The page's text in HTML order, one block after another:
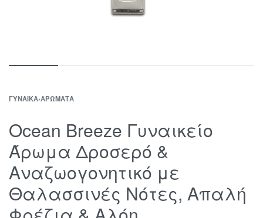
ΓΥΝΑΊΚΑ›ΑΡΏΜΑΤΑ
Ocean Breeze Γυναικείο
Άρωμα Δροσερό &
Αναζωογονητικό με
Θαλασσινές Νότες, Απαλή